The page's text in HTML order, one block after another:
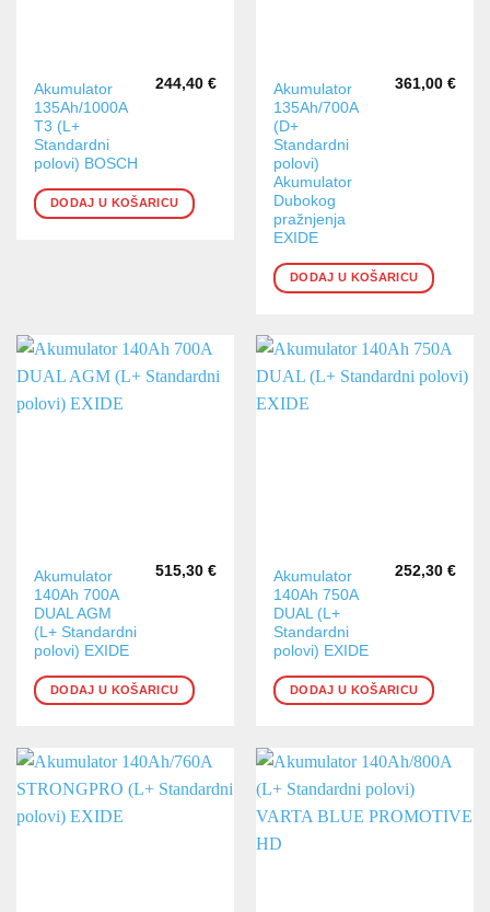
Akumulator
135Ah/1000A
T3 (L+
Standardni
polovi) BOSCH
244,40 €
DODAJ U KOŠARICU
Akumulator
135Ah/700A
(D+
Standardni
polovi)
Akumulator
Dubokog
pražnjenja
EXIDE
361,00 €
DODAJ U KOŠARICU
Akumulator
140Ah 700A
DUAL AGM
(L+ Standardni
polovi) EXIDE
515,30 €
DODAJ U KOŠARICU
Akumulator
140Ah 750A
DUAL (L+
Standardni
polovi) EXIDE
252,30 €
DODAJ U KOŠARICU